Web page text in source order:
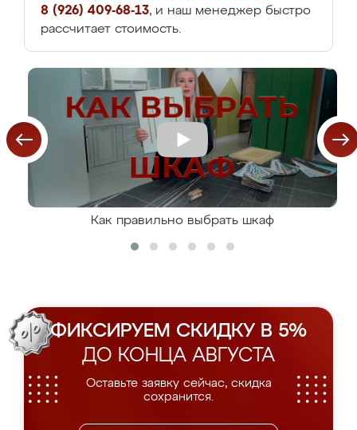
8 (926) 409-68-13, и наш менеджер быстро
рассчитает стоимость.
Как правильно выбрать шкаф
ФИКСИРУЕМ СКИДКУ В 5%
ДО КОНЦА АВГУСТА
Оставьте заявку сейчас, скидка
сохранится.